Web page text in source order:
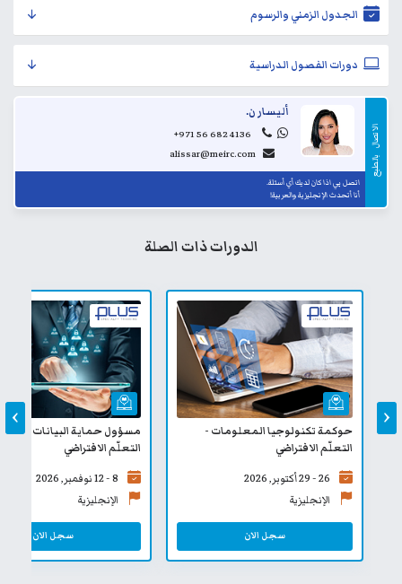
الجدول الزمني والرسوم
دورات الفصول الدراسية
الاتصال
بالطبع
أليسار ن.
+971 56 682 4136
alissar@meirc.com
اتصل بي اذا كان لديك أي أسئلة.
أنا أتحدث الإنجليزية والعربية!
الدورات ذات الصلة
حوكمة تكنولوجيا المعلومات -
التعلّم الافتراضي
26 - 29 أكتوبر, 2026
الإنجليزية
سجل الان
مسؤول حماية البيانات
التعلّم الافتراضي
8 - 12 نوفمبر, 2026
الإنجليزية
سجل الان
‹
›